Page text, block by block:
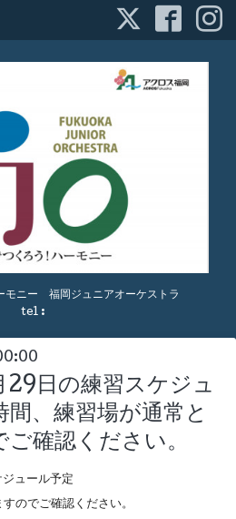
モニー 福岡ジュニアオーケストラ
tel :
29日の練習スケジュ
間、練習場が通常と
確認ください。
ュール予定
のでご確認ください。